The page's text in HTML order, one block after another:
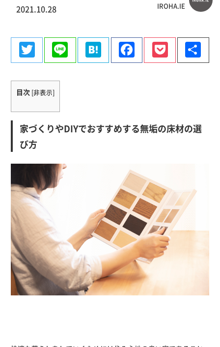
2021.10.28
IROHA.IE
TwitterLine HatenaFacebook
Pocket
有
目次 [非表示]
家づくりやDIYでおすすめする無垢の床材の選
び方